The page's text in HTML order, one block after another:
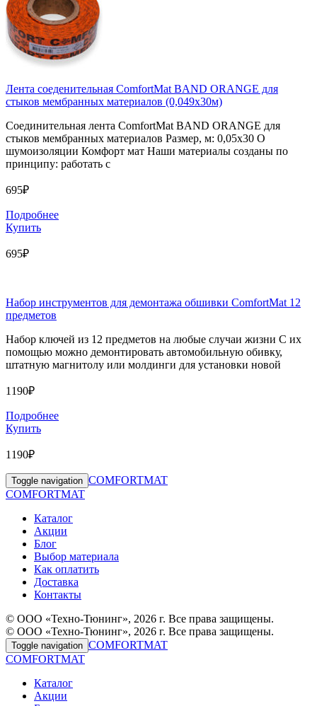
Лента соеденительная ComfortMat BAND ORANGE для
стыков мембранных материалов (0,049х30м)
Соединительная лента ComfortMat BAND ORANGE для
стыков мембранных материалов Размер, м: 0,05х30 О
шумоизоляции Комфорт мат Наши материалы созданы по
принципу: работать с
695₽
Подробнее
Купить
695₽
Набор инструментов для демонтажа обшивки ComfortMat 12
предметов
Набор ключей из 12 предметов на любые случаи жизни С их
помощью можно демонтировать автомобильную обивку,
штатную магнитолу или молдинги для установки новой
1190₽
Подробнее
Купить
1190₽
Toggle navigation COMFORTMAT
COMFORTMAT
Каталог
Акции
Блог
Выбор материала
Как оплатить
Доставка
Контакты
© ООО «Техно-Тюнинг», 2026 г. Все права защищены.
© ООО «Техно-Тюнинг», 2026 г. Все права защищены.
Toggle navigation COMFORTMAT
COMFORTMAT
Каталог
Акции